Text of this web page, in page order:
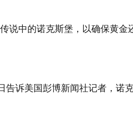
说中的诺克斯堡，以确保黄金
告诉美国彭博新闻社记者，诺